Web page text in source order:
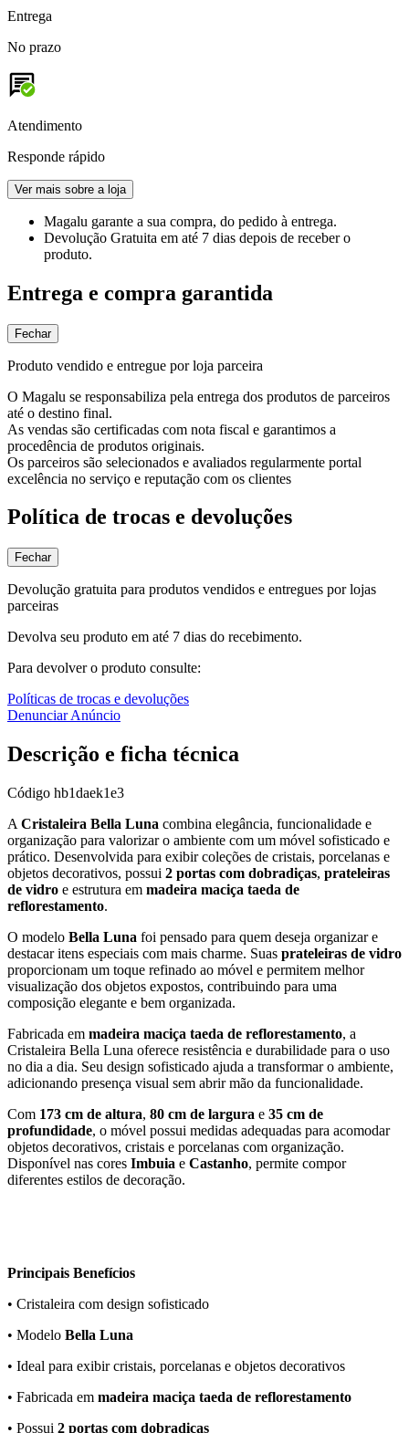
Entrega
No prazo
Atendimento
Responde rápido
Ver mais sobre a loja
Magalu garante a sua compra, do pedido à entrega.
Devolução Gratuita em até 7 dias depois de receber o
produto.
Entrega e compra garantida
Fechar
Produto vendido e entregue por loja parceira
O Magalu se responsabiliza pela entrega dos produtos de parceiros
até o destino final.
As vendas são certificadas com nota fiscal e garantimos a
procedência de produtos originais.
Os parceiros são selecionados e avaliados regularmente portal
excelência no serviço e reputação com os clientes
Política de trocas e devoluções
Fechar
Devolução gratuita para produtos vendidos e entregues por lojas
parceiras
Devolva seu produto em até 7 dias do recebimento.
Para devolver o produto consulte:
Políticas de trocas e devoluções
Denunciar Anúncio
Descrição e ficha técnica
Código hb1daek1e3
A Cristaleira Bella Luna combina elegância, funcionalidade e
organização para valorizar o ambiente com um móvel sofisticado e
prático. Desenvolvida para exibir coleções de cristais, porcelanas e
objetos decorativos, possui 2 portas com dobradiças, prateleiras
de vidro e estrutura em madeira maciça taeda de
reflorestamento.
O modelo Bella Luna foi pensado para quem deseja organizar e
destacar itens especiais com mais charme. Suas prateleiras de vidro
proporcionam um toque refinado ao móvel e permitem melhor
visualização dos objetos expostos, contribuindo para uma
composição elegante e bem organizada.
Fabricada em madeira maciça taeda de reflorestamento, a
Cristaleira Bella Luna oferece resistência e durabilidade para o uso
no dia a dia. Seu design sofisticado ajuda a transformar o ambiente,
adicionando presença visual sem abrir mão da funcionalidade.
Com 173 cm de altura, 80 cm de largura e 35 cm de
profundidade, o móvel possui medidas adequadas para acomodar
objetos decorativos, cristais e porcelanas com organização.
Disponível nas cores Imbuia e Castanho, permite compor
diferentes estilos de decoração.
Principais Benefícios
• Cristaleira com design sofisticado
• Modelo Bella Luna
• Ideal para exibir cristais, porcelanas e objetos decorativos
• Fabricada em madeira maciça taeda de reflorestamento
• Possui 2 portas com dobradiças